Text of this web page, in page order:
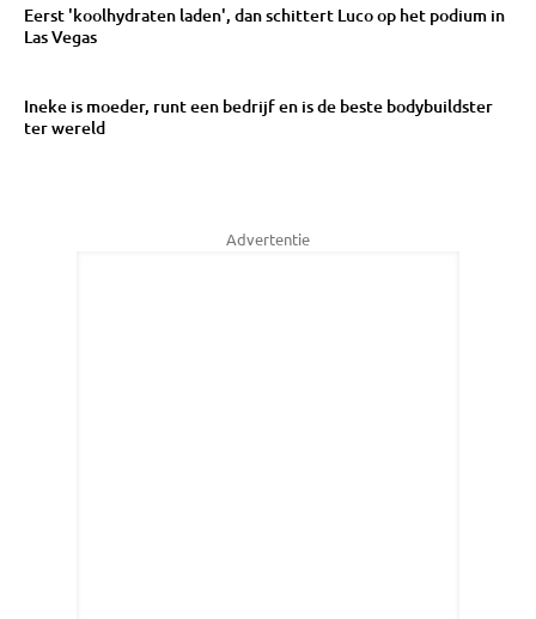
Eerst 'koolhydraten laden', dan schittert Luco op het podium in
Las Vegas
Ineke is moeder, runt een bedrijf en is de beste bodybuildster
ter wereld
Advertentie